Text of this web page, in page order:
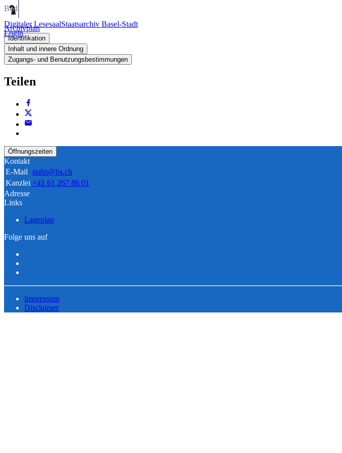
Digitaler LesesaalStaatsarchiv Basel-Stadt
Login
Bild
Archivplan
Identifikation
Inhalt und innere Ordnung
Zugangs- und Benutzungsbestimmungen
Teilen
Öffnungszeiten
Kontakt
E-Mail stabs@bs.ch
Kanzlei +41 61 267 86 01
Adresse
Links
Lageplan
Folge uns auf
Impressum
Disclaimer